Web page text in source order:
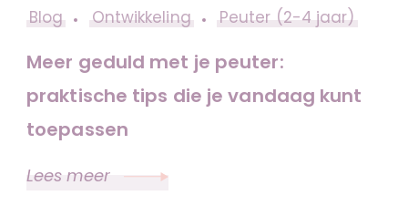
Blog Ontwikkeling Peuter (2-4 jaar)
Meer geduld met je peuter:
praktische tips die je vandaag kunt
toepassen
Lees meer